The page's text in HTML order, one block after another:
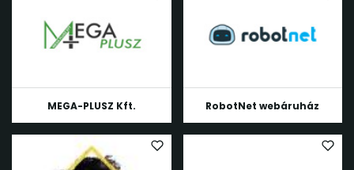
MEGA-PLUSZ Kft. RobotNet webáruház